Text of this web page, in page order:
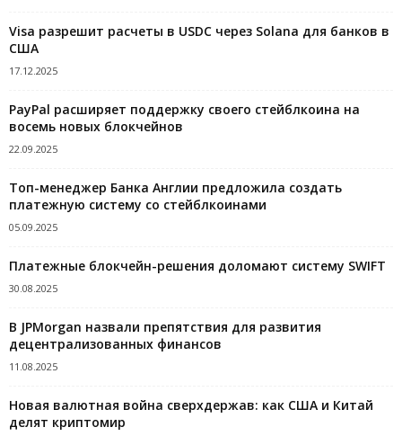
Visa разрешит расчеты в USDC через Solana для банков в
США
17.12.2025
PayPal расширяет поддержку своего стейблкоина на
восемь новых блокчейнов
22.09.2025
Топ-менеджер Банка Англии предложила создать
платежную систему со стейблкоинами
05.09.2025
Платежные блокчейн-решения доломают систему SWIFT
30.08.2025
В JPMorgan назвали препятствия для развития
децентрализованных финансов
11.08.2025
Новая валютная война сверхдержав: как США и Китай
делят криптомир